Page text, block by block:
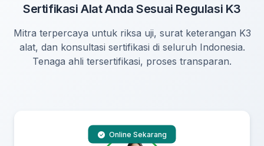
Sertifikasi Alat Anda Sesuai Regulasi K3
Mitra terpercaya untuk riksa uji, surat keterangan K3
alat, dan konsultasi sertifikasi di seluruh Indonesia.
Tenaga ahli tersertifikasi, proses transparan.
Online Sekarang